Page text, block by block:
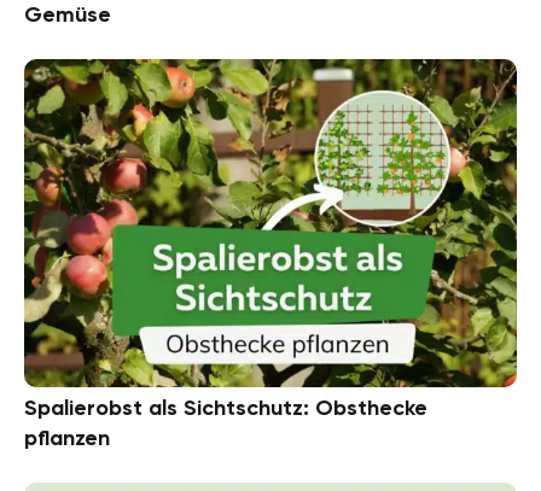
Gemüse
Spalierobst als Sichtschutz: Obsthecke
pflanzen